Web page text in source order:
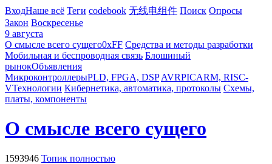
ВходНаше всё Теги codebook 无线电组件 Поиск Опросы
Закон Воскресенье
9 августа
О смысле всего сущего0xFF Средства и методы разработки
Мобильная и беспроводная связь Блошиный
рынокОбъявления
МикроконтроллерыPLD, FPGA, DSP AVRPICARM, RISC-
VТехнологии Кибернетика, автоматика, протоколы Схемы,
платы, компоненты
О смысле всего сущего
1593946 Топик полностью